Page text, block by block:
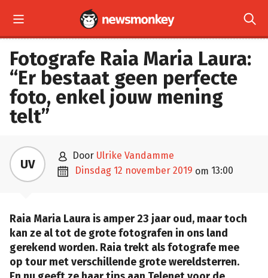
 
Fotografe Raia Maria Laura:
“Er bestaat geen perfecte
foto, enkel jouw mening
telt”
UV  door Ulrike Vandamme
 dinsdag 12 november 2019 om 13:00
Raia Maria Laura is amper 23 jaar oud, maar toch
kan ze al tot de grote fotografen in ons land
gerekend worden. Raia trekt als fotografe mee
op tour met verschillende grote wereldsterren.